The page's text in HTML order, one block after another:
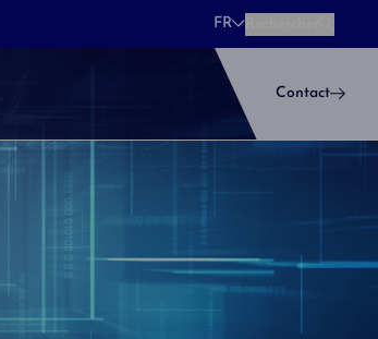
FR
Rechercher
Contact